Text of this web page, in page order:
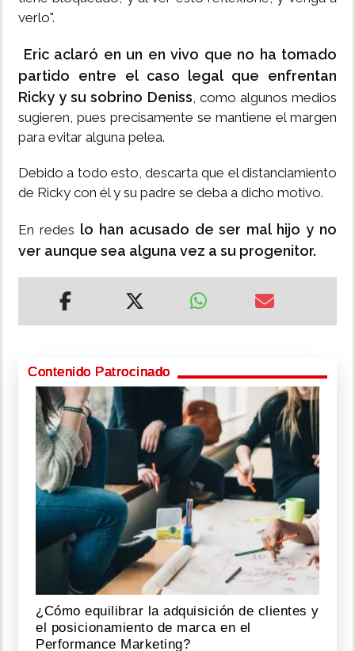
verlo".
Eric aclaró en un en vivo que no ha tomado
partido entre el caso legal que enfrentan
Ricky y su sobrino Deniss, como algunos medios
sugieren, pues precisamente se mantiene el margen
para evitar alguna pelea.
Debido a todo esto, descarta que el distanciamiento
de Ricky con él y su padre se deba a dicho motivo.
En redes lo han acusado de ser mal hijo y no
ver aunque sea alguna vez a su progenitor.
Contenido Patrocinado
¿Cómo equilibrar la adquisición de clientes y
el posicionamiento de marca en el
Performance Marketing?